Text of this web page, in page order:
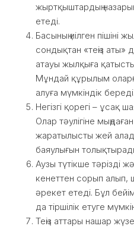
жыртқыштардың
етеді.
Басының иілген
сондықтан «теңіз аты»
атауы жылқыға
Мұндай құрылым
алуға мүмкіндік береді.
Негізгі қорегі – ұсақ
Олар тәулігіне
жаратылысты жей
баяулығын
Аузы түтікше тәрізді
кенеттен сорып алып,
әрекет етеді. Бұл
да тіршілік етуге
Теңіз аттары нашар